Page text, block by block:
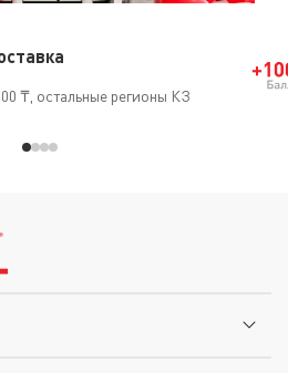
₸, остальные регионы КЗ